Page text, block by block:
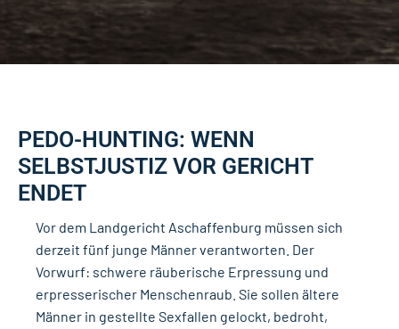
PEDO-HUNTING: WENN
SELBSTJUSTIZ VOR GERICHT
ENDET
Vor dem Landgericht Aschaffenburg müssen sich
derzeit fünf junge Männer verantworten. Der
Vorwurf: schwere räuberische Erpressung und
erpresserischer Menschenraub. Sie sollen ältere
Männer in gestellte Sexfallen gelockt, bedroht,